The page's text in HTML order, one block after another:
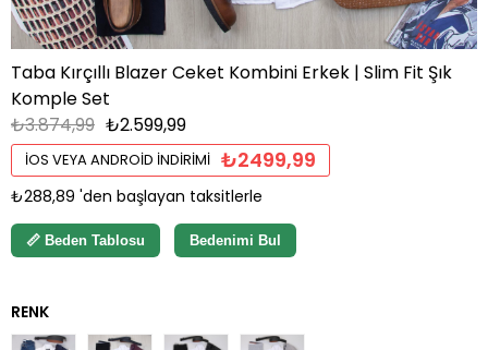
Taba Kırçıllı Blazer Ceket Kombini Erkek | Slim Fit Şık
Komple Set
₺3.874,99 ₺2.599,99
İOS VEYA ANDROID İNDIRIMI ₺2499,99
₺288,89 'den başlayan taksitlerle
📏 Beden Tablosu Bedenimi Bul